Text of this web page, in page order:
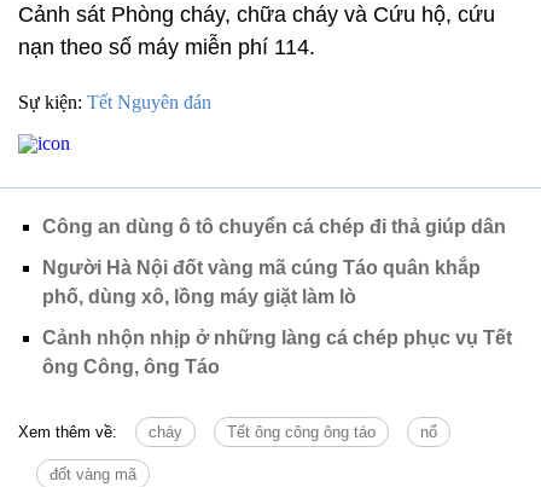
Sự kiện: Tết Nguyên đán
Cảnh sát Phòng cháy, chữa cháy và Cứu hộ, cứu
nạn theo số máy miễn phí 114.
Công an dùng ô tô chuyển cá chép đi thả giúp dân
Người Hà Nội đốt vàng mã cúng Táo quân khắp
phố, dùng xô, lồng máy giặt làm lò
Cảnh nhộn nhịp ở những làng cá chép phục vụ Tết
ông Công, ông Táo
Xem thêm về: cháy Tết ông công ông táo nổ
đốt vàng mã